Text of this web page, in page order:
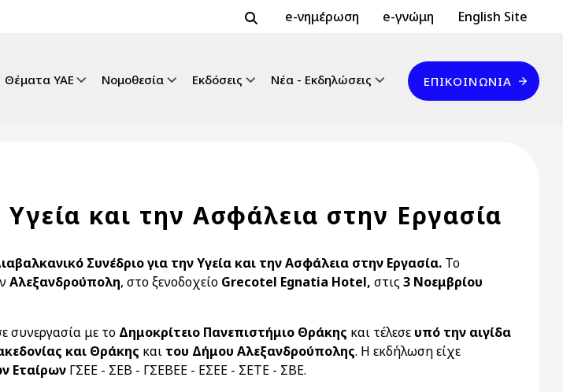
Header Top 2
e-νημέρωση e-γνώμη Header Top
English Site
Θέματα ΥΑΕ Νομοθεσία Εκδόσεις Νέα - Εκδηλώσεις
Επικοινωνία
ΕΠΙΚΟΙΝΩΝΊΑ
και την Ασφάλεια στην Εργασία
Συνέδριο για την Υγεία και την Ασφάλεια στην Εργασία. Το
Αλεξανδρούπολη, στο ξενοδοχείο Grecotel Egnatia Hotel, στις 3 Νοεμβρίου
συνεργασία με το Δημοκρίτειο Πανεπιστήμιο Θράκης και τέλεσε υπό την αιγίδα
και Θράκης και του Δήμου Αλεξανδρούπολης. Η εκδήλωση είχε
Εταίρων ΓΣΕΕ - ΣΕΒ - ΓΣΕΒΕΕ - ΕΣΕΕ - ΣΕΤΕ - ΣΒΕ.